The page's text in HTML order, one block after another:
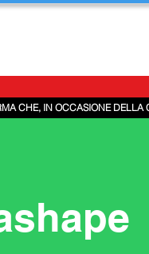
CHE, IN OCCASIONE DELLA